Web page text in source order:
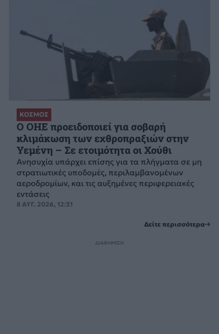
ΚΟΣΜΟΣ
Ο ΟΗΕ προειδοποιεί για σοβαρή
κλιμάκωση των εχθροπραξιών στην
Υεμένη – Σε ετοιμότητα οι Χούθι
Ανησυχία υπάρχει επίσης για τα πλήγματα σε μη
στρατιωτικές υποδομές, περιλαμβανομένων
αεροδρομίων, και τις αυξημένες περιφερειακές
εντάσεις
8 ΑΥΓ. 2026, 12:31
Δείτε περισσότερα
ΔΙΑΦΗΜΙΣΗ